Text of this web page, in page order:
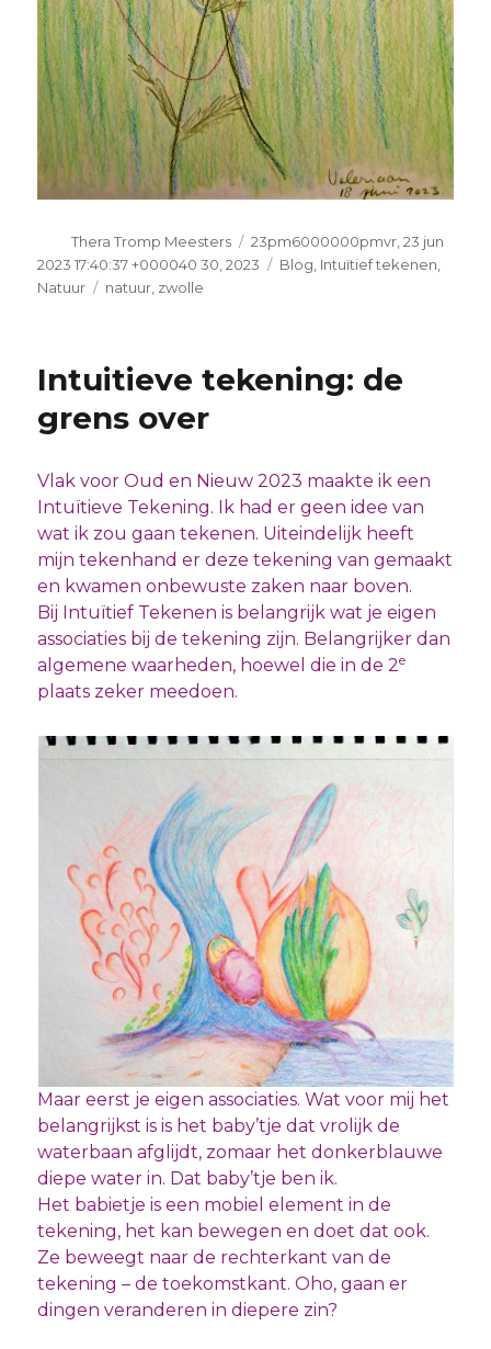
Auteur
Thera Tromp Meesters
Geplaatst
op
23pm6000000pmvr, 23 jun
2023 17:40:37 +000040 30, 2023
Categorieën
Blog Intuïtief tekenen
Natuur
Tags
natuur zwolle
Intuitieve tekening: de
grens over
Vlak voor Oud en Nieuw 2023 maakte ik een
Intuïtieve Tekening. Ik had er geen idee van
wat ik zou gaan tekenen. Uiteindelijk heeft
mijn tekenhand er deze tekening van gemaakt
en kwamen onbewuste zaken naar boven.
Bij Intuïtief Tekenen is belangrijk wat je eigen
associaties bij de tekening zijn. Belangrijker dan
algemene waarheden, hoewel die in de 2e
plaats zeker meedoen.
Maar eerst je eigen associaties. Wat voor mij het
belangrijkst is is het baby’tje dat vrolijk de
waterbaan afglijdt, zomaar het donkerblauwe
diepe water in. Dat baby’tje ben ik.
Het babietje is een mobiel element in de
tekening, het kan bewegen en doet dat ook.
Ze beweegt naar de rechterkant van de
tekening – de toekomstkant. Oho, gaan er
dingen veranderen in diepere zin?